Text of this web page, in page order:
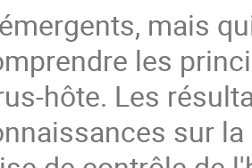
mais
les
hôte. Les
sur